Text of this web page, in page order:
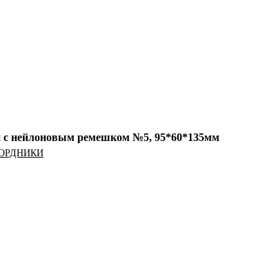
нейлоновым ремешком №5, 95*60*135мм